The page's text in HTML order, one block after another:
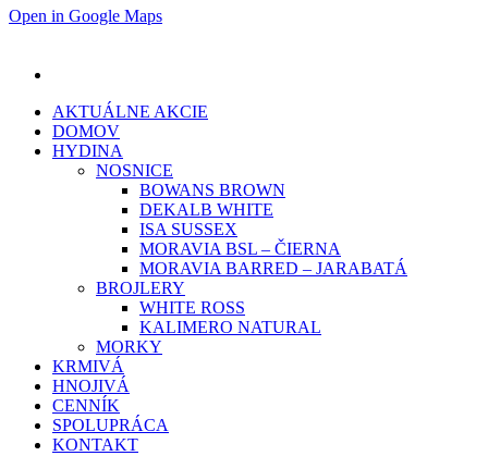
Open in Google Maps
AKTUÁLNE AKCIE
DOMOV
HYDINA
NOSNICE
BOWANS BROWN
DEKALB WHITE
ISA SUSSEX
MORAVIA BSL – ČIERNA
MORAVIA BARRED – JARABATÁ
BROJLERY
WHITE ROSS
KALIMERO NATURAL
MORKY
KRMIVÁ
HNOJIVÁ
CENNÍK
SPOLUPRÁCA
KONTAKT